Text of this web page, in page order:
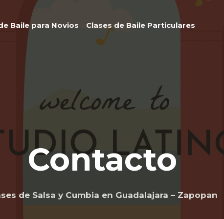
Baile para Novios Clases de Baile Particulares
Contacto
de Salsa y Cumbia en Guadalajara – Zapopan